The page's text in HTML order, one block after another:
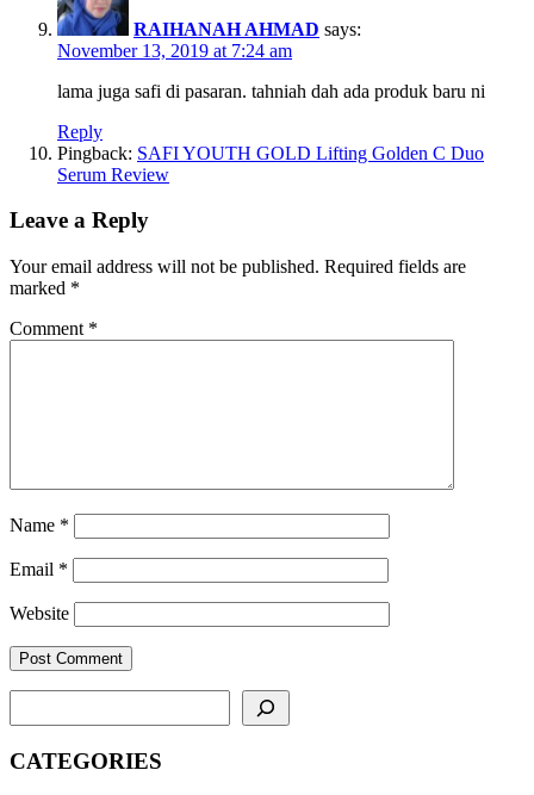
RAIHANAH AHMAD says:
November 13, 2019 at 7:24 am
lama juga safi di pasaran. tahniah dah ada produk baru ni
Reply
Pingback: SAFI YOUTH GOLD Lifting Golden C Duo
Serum Review
Leave a Reply
Your email address will not be published. Required fields are
marked *
Comment *
Name *
Email *
Website
CATEGORIES